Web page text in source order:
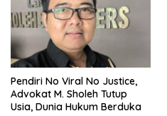
Pendiri No Viral No Justice,
Advokat M. Sholeh Tutup
Usia, Dunia Hukum Berduka